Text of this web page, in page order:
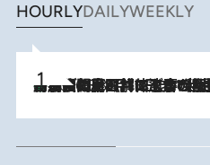
HOURLYDAILYWEEKLY
2026.8.8
「最後に見られてよかった」上野動物園の東園パンダ舎が解体前に特別公開。8月16日まで延長されたパネル展と共に辿る“半世紀”のパンダ飼育《解体工事の図面あり》